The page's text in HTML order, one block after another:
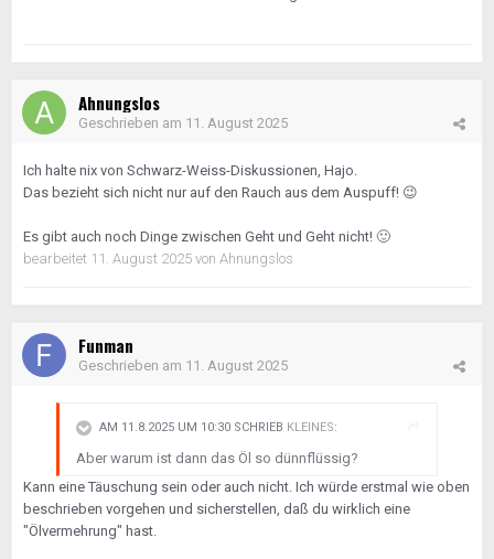
Ahnungslos
Geschrieben am 11. August 2025
Ich halte nix von Schwarz-Weiss-Diskussionen, Hajo.
Das bezieht sich nicht nur auf den Rauch aus dem Auspuff! 😉
Es gibt auch noch Dinge zwischen Geht und Geht nicht! 🙂
bearbeitet 11. August 2025 von Ahnungslos
Funman
Geschrieben am 11. August 2025
AM 11.8.2025 UM 10:30 SCHRIEB KLEINES:
Aber warum ist dann das Öl so dünnflüssig?
Kann eine Täuschung sein oder auch nicht. Ich würde erstmal wie oben
beschrieben vorgehen und sicherstellen, daß du wirklich eine
"Ölvermehrung" hast.